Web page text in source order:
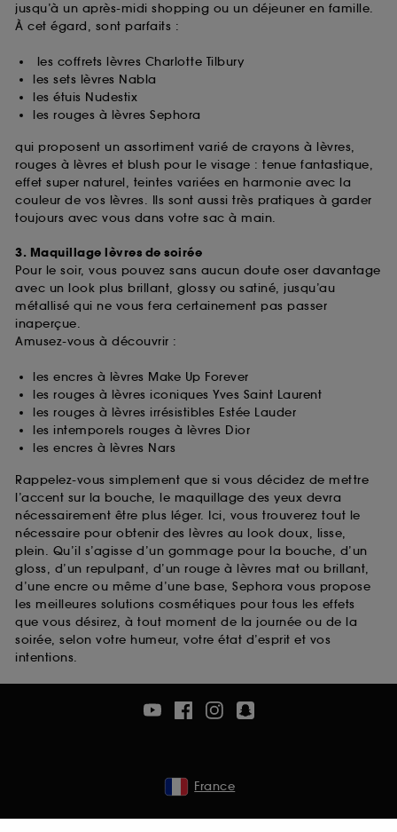
jusqu’à un après-midi shopping ou un déjeuner en famille.
À cet égard, sont parfaits :
les coffrets lèvres Charlotte Tilbury
les sets lèvres Nabla
les étuis Nudestix
les rouges à lèvres Sephora
qui proposent un assortiment varié de crayons à lèvres,
rouges à lèvres et blush pour le visage : tenue fantastique,
effet super naturel, teintes variées en harmonie avec la
couleur de vos lèvres. Ils sont aussi très pratiques à garder
toujours avec vous dans votre sac à main.
3. Maquillage lèvres de soirée
Pour le soir, vous pouvez sans aucun doute oser davantage
avec un look plus brillant, glossy ou satiné, jusqu’au
métallisé qui ne vous fera certainement pas passer
inaperçue.
Amusez-vous à découvrir :
les encres à lèvres Make Up Forever
les rouges à lèvres iconiques Yves Saint Laurent
les rouges à lèvres irrésistibles Estée Lauder
les intemporels rouges à lèvres Dior
les encres à lèvres Nars
Rappelez-vous simplement que si vous décidez de mettre
l’accent sur la bouche, le maquillage des yeux devra
nécessairement être plus léger. Ici, vous trouverez tout le
nécessaire pour obtenir des lèvres au look doux, lisse,
plein. Qu’il s’agisse d’un gommage pour la bouche, d’un
gloss, d’un repulpant, d’un rouge à lèvres mat ou brillant,
d’une encre ou même d’une base, Sephora vous propose
les meilleures solutions cosmétiques pour tous les effets
que vous désirez, à tout moment de la journée ou de la
soirée, selon votre humeur, votre état d’esprit et vos
intentions.
France